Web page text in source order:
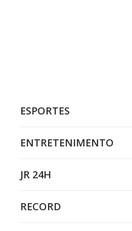
ESPORTES
ENTRETENIMENTO
JR 24H
RECORD